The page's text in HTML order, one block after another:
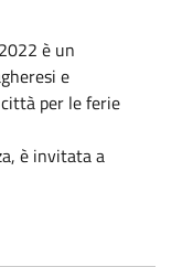
è un
e
per le ferie
è invitata a